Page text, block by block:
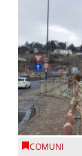
COMUNI